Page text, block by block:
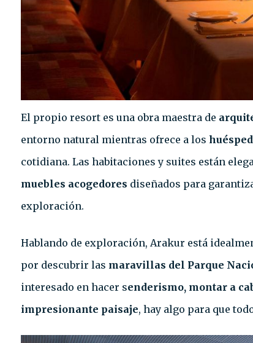
El propio resort es una obra maestra de
entorno natural mientras ofrece a los
cotidiana. Las habitaciones y suites están
muebles acogedores diseñados para
exploración.
Hablando de exploración, Arakur está
por descubrir las maravillas del Parque
interesado en hacer senderismo, montar a
impresionante paisaje, hay algo para que